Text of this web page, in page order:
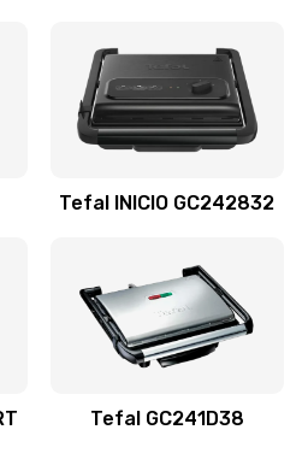
Tefal INICIO GC242832
Tefal GC241D38